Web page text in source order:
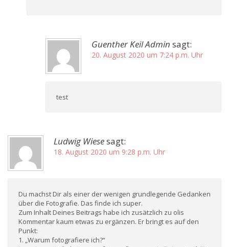
Guenther Keil Admin sagt:
20. August 2020 um 7:24 p.m. Uhr
test
Ludwig Wiesesagt:
18. August 2020 um 9:28 p.m. Uhr
Du machst Dir als einer der wenigen grundlegende Gedanken
über die Fotografie. Das finde ich super.
Zum Inhalt Deines Beitrags habe ich zusätzlich zu olis
Kommentar kaum etwas zu ergänzen. Er bringt es auf den
Punkt:
1. „Warum fotografiere ich?“